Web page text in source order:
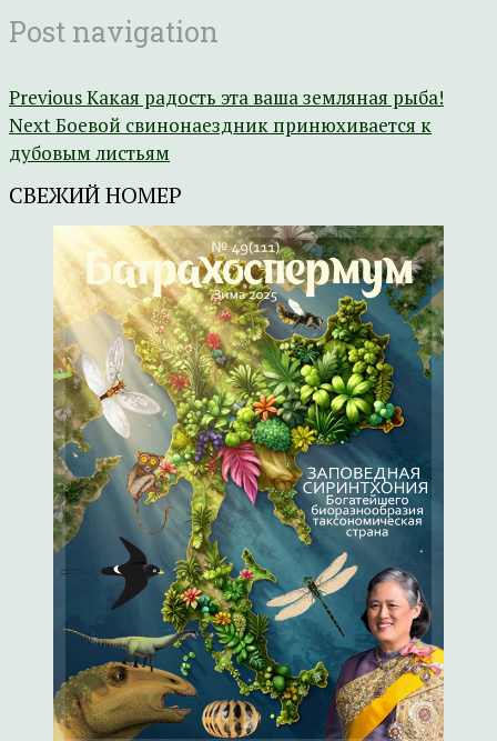
Post navigation
PreviousКакая радость эта ваша земляная рыба!
NextБоевой свинонаездник принюхивается к
дубовым листьям
СВЕЖИЙ НОМЕР